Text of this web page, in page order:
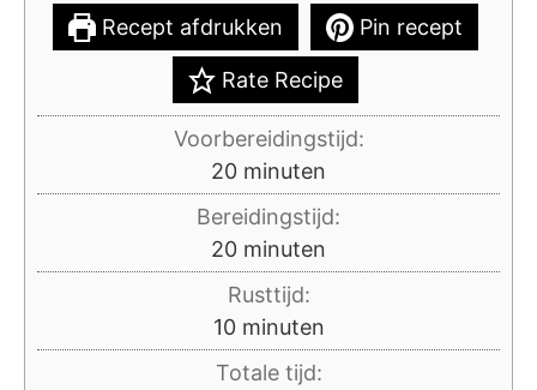
Recept afdrukken Pin recept
Rate Recipe
Voorbereidingstijd:
20minuten
minuten
Bereidingstijd:
20minuten
minuten
Rusttijd:
10minuten
minuten
Totale tijd: